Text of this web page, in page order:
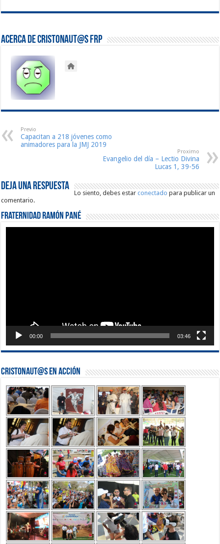
Acerca de Cristonaut@s FRP
Previo
Capacitan a 218 jóvenes como
animadores para la JMJ 2019
Proximo
Evangelio del día – Lectio Divina
Lucas 1, 39-56
Deja una respuesta
Lo siento, debes estarconectado para publicar un
comentario.
Fraternidad Ramón Pané
00:00 03:46
Cristonaut@s en Acción